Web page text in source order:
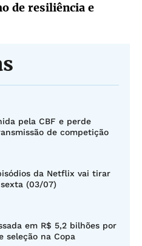
de resiliência e
pela CBF e perde
de competição
da Netflix vai tirar
(03/07)
em R$ 5,2 bilhões por
seleção na Copa